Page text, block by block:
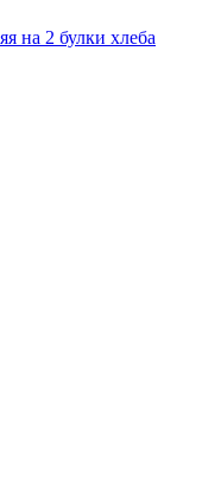
на 2 булки хлеба